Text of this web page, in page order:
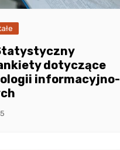
dotyczące
informacyjno-